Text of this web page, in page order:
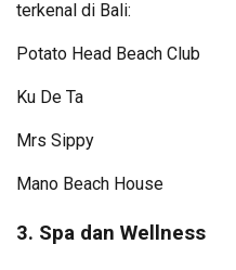
terkenal di Bali:
Potato Head Beach Club
Ku De Ta
Mrs Sippy
Mano Beach House
3. Spa dan Wellness